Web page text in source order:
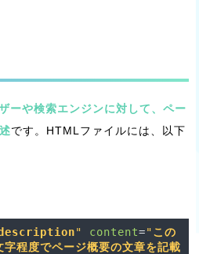
や検索エンジンに対して、ペー
です。HTMLファイルには、以下
" content="この
程度でページ概要の文章を記載